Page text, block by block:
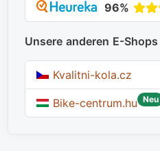
96%
Unsere anderen E-Shops
Kvalitni-kola.cz
Bike-centrum.hu Neu